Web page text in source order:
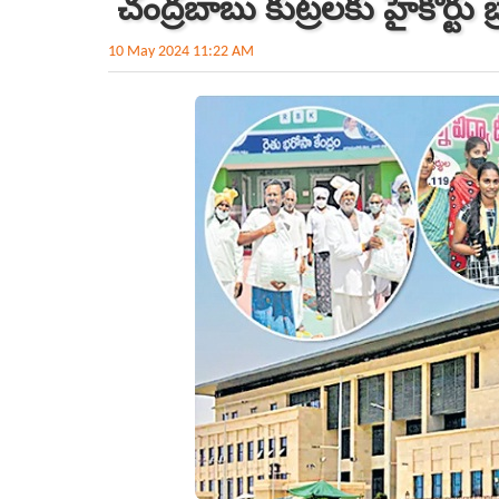
చంద్రబాబు కుట్రలకు హైకోర్టు
10 May 2024 11:22 AM